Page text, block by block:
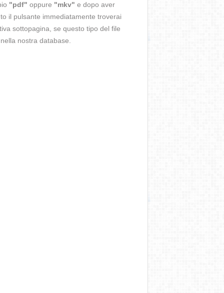
"pdf" oppure "mkv" e dopo aver
il pulsante immediatamente troverai
sottopagina, se questo tipo del file
nostra database.